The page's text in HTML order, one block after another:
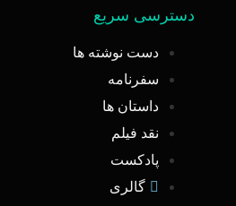
دسترسی سریع
دست نوشته ها
سفرنامه
داستان ها
نقد فیلم
پادکست
گالری